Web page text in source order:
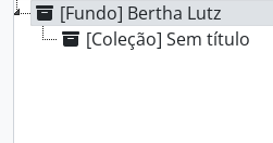
[Fundo] Bertha Lutz
[Coleção] Sem título